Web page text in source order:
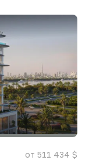
от 511 434 $